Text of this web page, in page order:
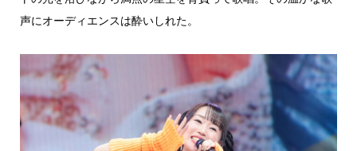
声にオーディエンスは酔いしれた。